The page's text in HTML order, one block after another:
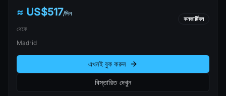
≈ US$517/দিন
থেকে
কনভার্টিবল
Madrid
এখনই বুক করুন
বিস্তারিত দেখুন